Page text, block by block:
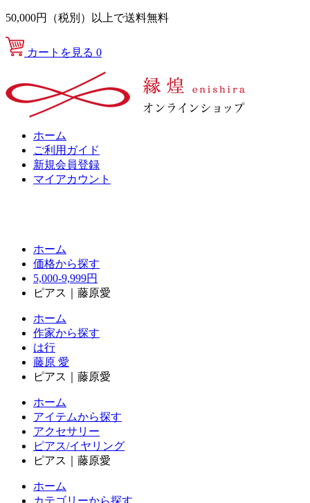
50,000円（税別）以上で送料無料
カートを見る 0
ホーム
ご利用ガイド
新規会員登録
マイアカウント
ホーム
価格から探す
5,000-9,999円
ピアス｜藤原愛
ホーム
作家から探す
は行
藤原 愛
ピアス｜藤原愛
ホーム
アイテムから探す
アクセサリー
ピアス/イヤリング
ピアス｜藤原愛
ホーム
カテゴリーから探す